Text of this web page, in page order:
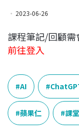
2023-06-26
課程筆記/回顧
前往登入
AI
蘋果仁 課